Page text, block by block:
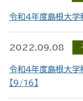
令和4年度島根大学
2022.09.08
令和4年度島根大学
【9/16】